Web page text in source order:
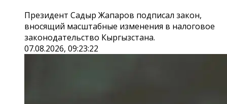
Президент Садыр Жапаров подписал закон,
вносящий масштабные изменения в налоговое
законодательство Кыргызстана.
07.08.2026, 09:23:22